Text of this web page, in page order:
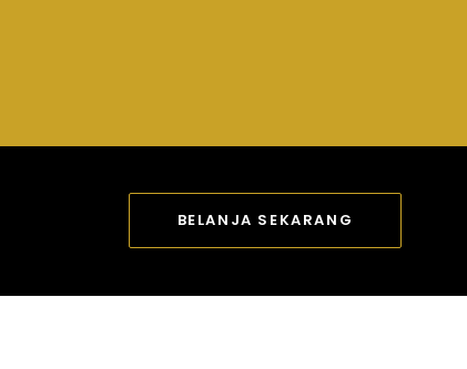
BELANJA SEKARANG